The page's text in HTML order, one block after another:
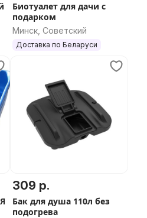
Биотуалет для дачи с
подарком
Минск, Советский
Доставка по Беларуси
309 р.
Бак для душа 110л без
подогрева